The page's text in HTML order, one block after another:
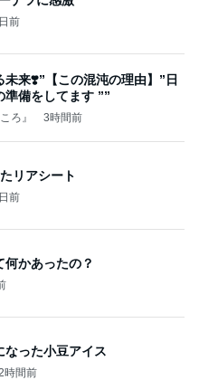
前
来❣️”【この混沌の理由】”⽇
備をしてます ””
ろ』 3時間前
リアシート
前
何かあったの？
なった小豆アイス
時間前